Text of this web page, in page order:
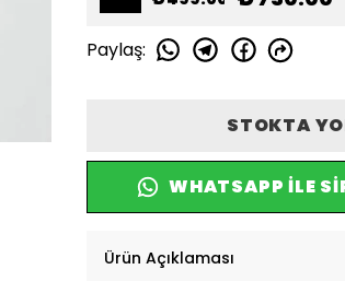
Paylaş:
STOKTA
WHATSAPP ILE
Ürün Açıklaması